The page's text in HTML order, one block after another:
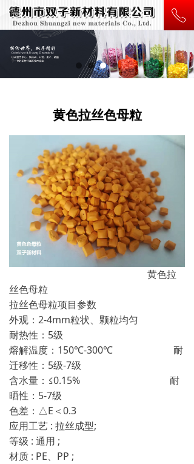
ꂅ
黄色拉丝色母粒
黄色拉
丝色母粒
拉丝色母粒项目参数
外观：2-4mm粒状、颗粒均匀
耐热性：5级
熔解温度：150℃-300℃ 耐
迁移性：5级-7级
含水量：≤0.15% 耐
晒性：5-7级
色差：△E＜0.3
应用工艺 : 拉丝成型;
等级 : 通用 ;
材质 : PE、PP ;